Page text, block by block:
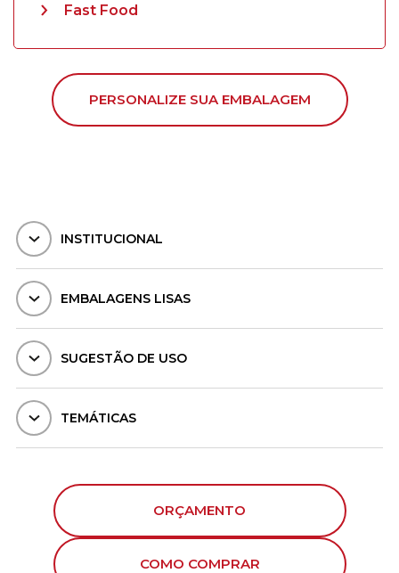
Fast Food
PERSONALIZE SUA EMBALAGEM
INSTITUCIONAL
EMBALAGENS LISAS
SUGESTÃO DE USO
TEMÁTICAS
ORÇAMENTO
COMO COMPRAR